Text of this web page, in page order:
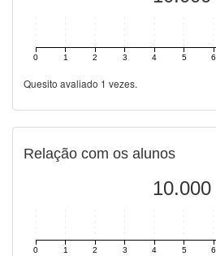
0 1 2 3 4 5 6
Quesito avaliado 1 vezes.
Relação com os alunos
10.000
0 1 2 3 4 5 6